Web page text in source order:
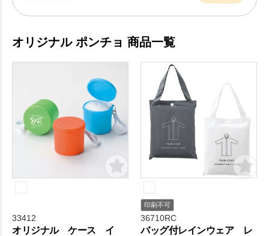
オリジナル ポンチョ 商品一覧
33412
オリジナル ケース イ
印刷不可
36710RC
バッグ付レインウェア レ